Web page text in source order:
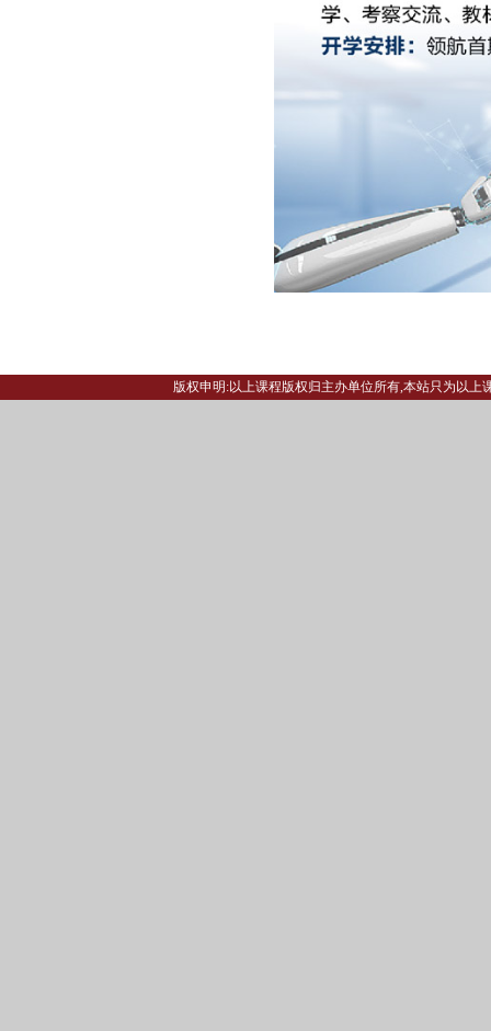
版权申明:以上课程版权归主办单位所有,本站只为以